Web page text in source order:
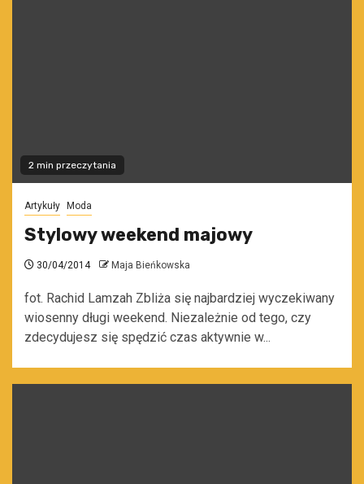
2 min przeczytania
Artykuły Moda
Stylowy weekend majowy
30/04/2014 Maja Bieńkowska
fot. Rachid Lamzah Zbliża się najbardziej wyczekiwany
wiosenny długi weekend. Niezależnie od tego, czy
zdecydujesz się spędzić czas aktywnie w...